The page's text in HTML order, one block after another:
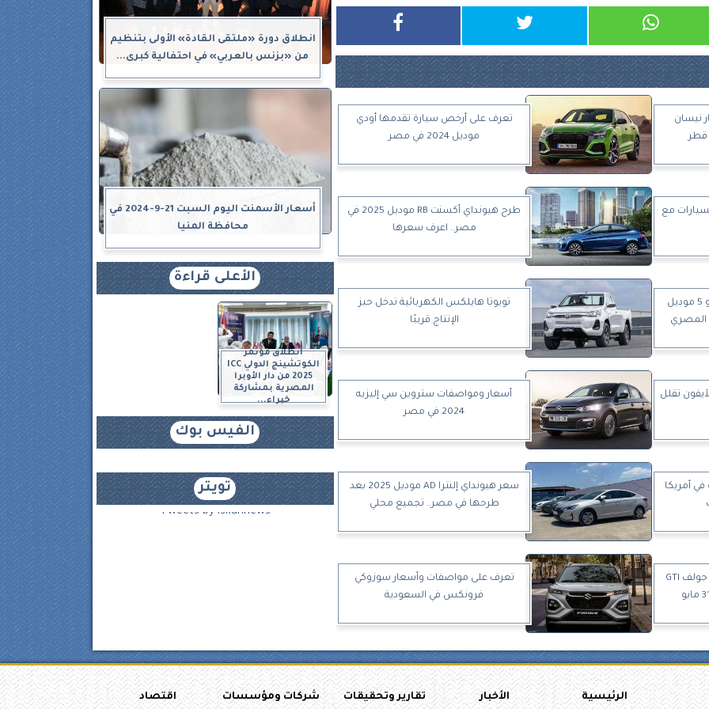
نيسان
تعرف على أرخص سيارة تقدمها أودي
موديل 2024 في مصر
مع
طرح هيونداي أكسنت RB موديل 2025 في
مصر.. اعرف سعرها
أسعار ومواصفات شيري أريزو 5 موديل
تويوتا هايلكس الكهربائية تدخل حيز
الإنتاج قريبًا
تقلل
أسعار ومواصفات ستروين سي إليزيه
2024 في مصر
في أمريكا
سعر هيونداي إلنترا AD موديل 2025 بعد
طرحها في مصر.. تجميع محلي
فولكس فاجن تشوق لنموذج جولف GTI
تعرف على مواصفات وأسعار سوزوكي
فرونكس في السعودية
انطلاق دورة «ملتقى القادة» الأولى بتنظيم
من «بزنس بالعربي» في احتفالية كبرى...
أسعار الأسمنت اليوم السبت 21-9-2024 في
محافظة المنيا
الأعلى قراءة
انطلاق مؤتمر
الكوتشينج الدولي ICC
2025 من دار الأوبرا
المصرية بمشاركة
خبراء...
الفيس بوك
تويتر
Tweets by iskannews
الرئيسية الأخبار تقارير وتحقيقات شركات ومؤسسات اقتصاد